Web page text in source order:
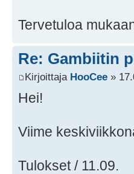
Tervetuloa
Re: Gambiitin
Kirjoittaja HooCee »
Hei!
Viime
Tulokset / 11.09.